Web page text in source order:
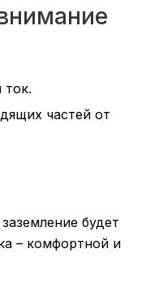
частей от
будет
– комфортной и